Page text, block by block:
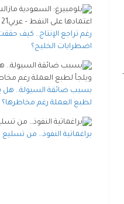
رغم تراجع الإنتاج.. كيف
اضطرابات الخليج؟
بسبب ضائقة السيولة.. هل
لطبع العملة رغم مخاطرها؟
براغماتية النفوذ… من تسليع